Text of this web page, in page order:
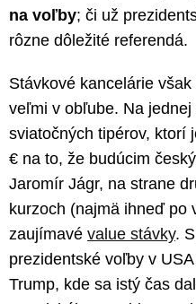
na voľby; či už
rôzne dôležité referendá.
Stávkové kancelárie
veľmi v obľube. Na
sviatočných tipérov, ktorí
€ na to, že budúcim
Jaromír Jágr, na strane
kurzoch (najmä ihneď po
zaujímavé value stávky.
prezidentské voľby v
Trump, kde sa istý čas